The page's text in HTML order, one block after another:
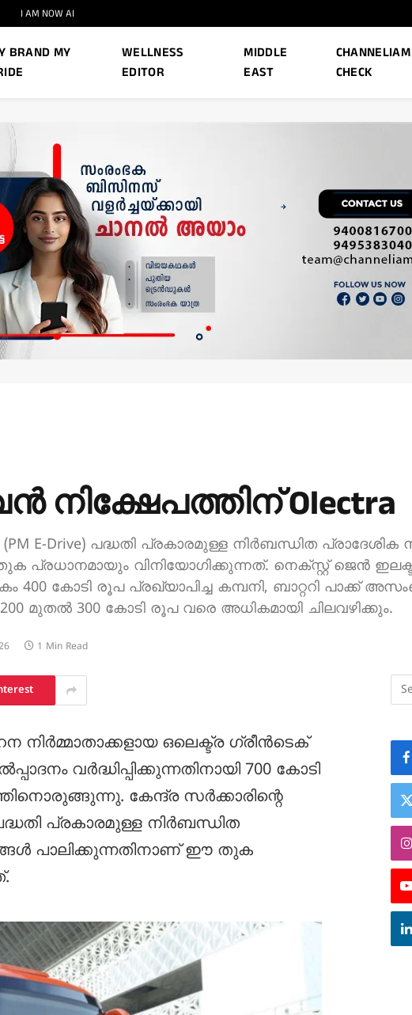
I AM NOW AI
BRAND MY
WELLNESS
EDITOR
MIDDLE
EAST
CHECK
നിക്ഷേപത്തിന് Olectra
E-Drive) പദ്ധതി പ്രകാരമുള്ള നിർബന്ധിത പ്രാദേശിക
പ്രധാനമായും വിനിയോഗിക്കുന്നത്. നെക്സ്റ്റ് ജെൻ
കോടി രൂപ പ്രഖ്യാപിച്ച കമ്പനി, ബാറ്ററി പാക്ക്
മുതൽ 300 കോടി രൂപ വരെ അധികമായി ചിലവഴിക്കും.
1 Min Read
ഒലെക്ട്ര ഗ്രീൻടെക്
വർദ്ധിപ്പിക്കുന്നതിനായി 700 കോടി
കേന്ദ്ര സർക്കാരിന്റെ
പ്രകാരമുള്ള നിർബന്ധിത
പാലിക്കുന്നതിനാണ് ഈ തുക